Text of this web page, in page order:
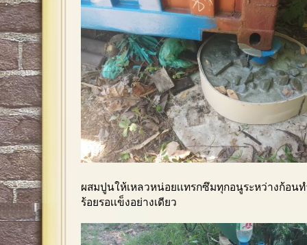
ผสมปูนให้เหลวหน่อยเเทรกซึมทุกอนูระหว่างก้อน
ร้อยรอเเข็งอย่างเดียว